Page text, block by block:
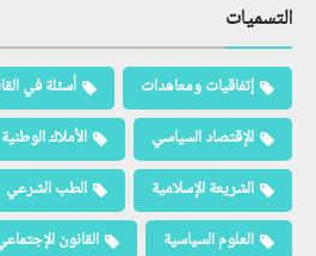
التسميات
إتفاقيات ومعاهدات
أسئلة في
الإقتصاد السياسي
الأملاك الوطنية
الشريعة الإسلامية
الطب الشرعي
العلوم السياسية
القانون